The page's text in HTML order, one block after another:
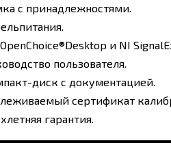
с принадлежностями.
и NI
пользователя.
диск с документацией.
сертификат
гарантия.